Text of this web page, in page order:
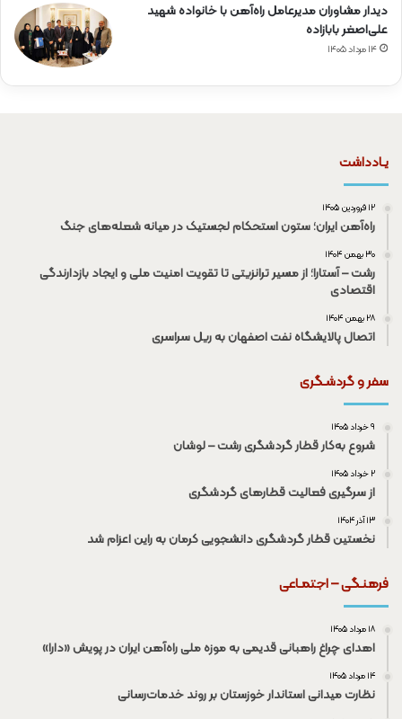
دیدار مشاوران مدیرعامل راه‌آهن با خانواده شهید
علی‌اصغر بابازاده
۱۴ مرداد ۱۴۰۵
یـادداشت
۱۲ فروردین ۱۴۰۵
راه‌آهن ایران؛ ستون استحکام لجستیک در میانه شعله‌های جنگ
۳۰ بهمن ۱۴۰۴
رشت – آستارا؛ از مسیر ترانزیتی تا تقویت امنیت ملی و ایجاد بازدارندگی
اقتصادی
۲۸ بهمن ۱۴۰۴
اتصال پالایشگاه نفت اصفهان به ریل سراسری
سفر و گردشـگری
۹ خرداد ۱۴۰۵
شروع به‌کار قطار گردشگری رشت – لوشان
۲ خرداد ۱۴۰۵
از سرگیری فعالیت قطار‌های گردشگری
۱۳ آذر ۱۴۰۴
نخستین قطار گردشگری دانشجویی کرمان به راین اعزام شد
فرهنـگی – اجتمـاعی
۱۸ مرداد ۱۴۰۵
اهدای چراغ راهبانی قدیمی به موزه ملی راه‌آهن ایران در پویش «دارا»
۱۴ مرداد ۱۴۰۵
نظارت میدانی استاندار خوزستان بر روند خدمات‌رسانی